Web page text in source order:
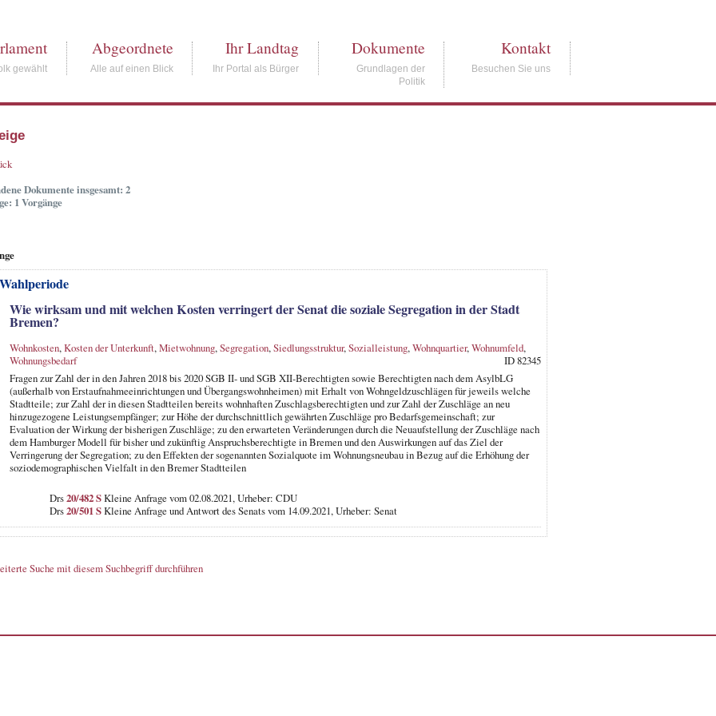
gewählt
Abgeordnete
Alle auf einen Blick
Ihr Landtag
Ihr Portal als Bürger
Dokumente
Grundlagen der
Politik
Kontakt
Besuchen Sie uns
Dokumente insgesamt: 2
1 Vorgänge
Wie wirksam und mit welchen Kosten verringert der Senat die soziale Segregation in der Stadt
Bremen?
Wohnkosten,Kosten der Unterkunft,Mietwohnung,Segregation,Siedlungsstruktur,Sozialleistung,Wohnquartier,Wohnumfeld,
Wohnungsbedarf
ID 82345
Fragen zur Zahl der in den Jahren 2018 bis 2020 SGB II- und SGB XII-Berechtigten sowie Berechtigten nach dem AsylbLG
(außerhalb von Erstaufnahmeeinrichtungen und Übergangswohnheimen) mit Erhalt von Wohngeldzuschlägen für jeweils welche
Stadtteile; zur Zahl der in diesen Stadtteilen bereits wohnhaften Zuschlagsberechtigten und zur Zahl der Zuschläge an neu
hinzugezogene Leistungsempfänger; zur Höhe der durchschnittlich gewährten Zuschläge pro Bedarfsgemeinschaft; zur
Evaluation der Wirkung der bisherigen Zuschläge; zu den erwarteten Veränderungen durch die Neuaufstellung der Zuschläge nach
dem Hamburger Modell für bisher und zukünftig Anspruchsberechtigte in Bremen und den Auswirkungen auf das Ziel der
Verringerung der Segregation; zu den Effekten der sogenannten Sozialquote im Wohnungsneubau in Bezug auf die Erhöhung der
soziodemographischen Vielfalt in den Bremer Stadtteilen
Drs20/482 SKleine Anfrage vom 02.08.2021, Urheber: CDU
Drs20/501 SKleine Anfrage und Antwort des Senats vom 14.09.2021, Urheber: Senat
Suche mit diesem Suchbegriff durchführen